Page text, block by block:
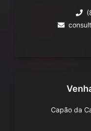
Capão da